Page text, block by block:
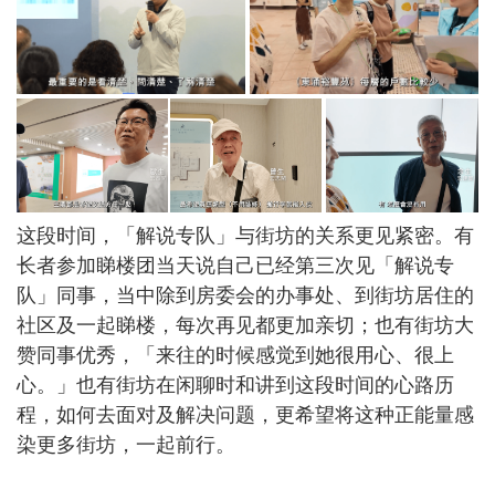
这段时间，「解说专队」与街坊的关系更见紧密。有
长者参加睇楼团当天说自己已经第三次见「解说专
队」同事，当中除到房委会的办事处、到街坊居住的
社区及一起睇楼，每次再见都更加亲切；也有街坊大
赞同事优秀，「来往的时候感觉到她很用心、很上
心。」也有街坊在闲聊时和讲到这段时间的心路历
程，如何去面对及解决问题，更希望将这种正能量感
染更多街坊，一起前行。